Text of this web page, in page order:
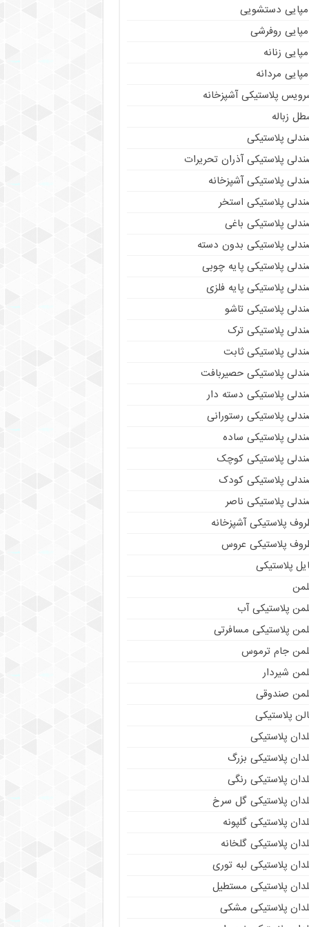
دستشویی
روفرشی
زنانه
مردانه
پلاستیکی آشپزخانه
زباله
پلاستیکی
پلاستیکی آذران تحریرات
پلاستیکی آشپزخانه
پلاستیکی استخر
پلاستیکی باغی
پلاستیکی بدون دسته
پلاستیکی پایه چوبی
پلاستیکی پایه فلزی
پلاستیکی تاشو
پلاستیکی ترک
پلاستیکی ثابت
پلاستیکی حصیربافت
پلاستیکی دسته دار
پلاستیکی رستورانی
پلاستیکی ساده
پلاستیکی کوچک
پلاستیکی کودک
پلاستیکی ناصر
پلاستیکی آشپزخانه
پلاستیکی عروس
پلاستیکی
پلاستیکی آب
پلاستیکی مسافرتی
جام ترموس
شیردار
صندوقی
پلاستیکی
پلاستیکی
پلاستیکی بزرگ
پلاستیکی رنگی
پلاستیکی گل سرخ
پلاستیکی گلپونه
پلاستیکی گلخانه
پلاستیکی لبه توری
پلاستیکی مستطیل
پلاستیکی مشکی